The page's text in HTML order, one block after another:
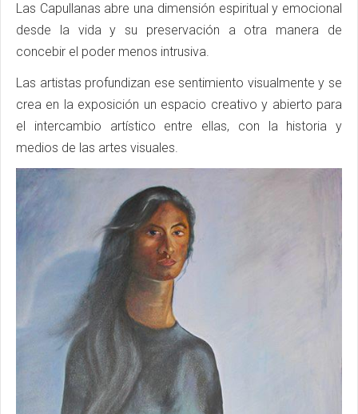
Las Capullanas abre una dimensión espiritual y emocional
desde la vida y su preservación a otra manera de
concebir el poder menos intrusiva.
Las artistas profundizan ese sentimiento visualmente y se
crea en la exposición un espacio creativo y abierto para
el intercambio artístico entre ellas, con la historia y
medios de las artes visuales.